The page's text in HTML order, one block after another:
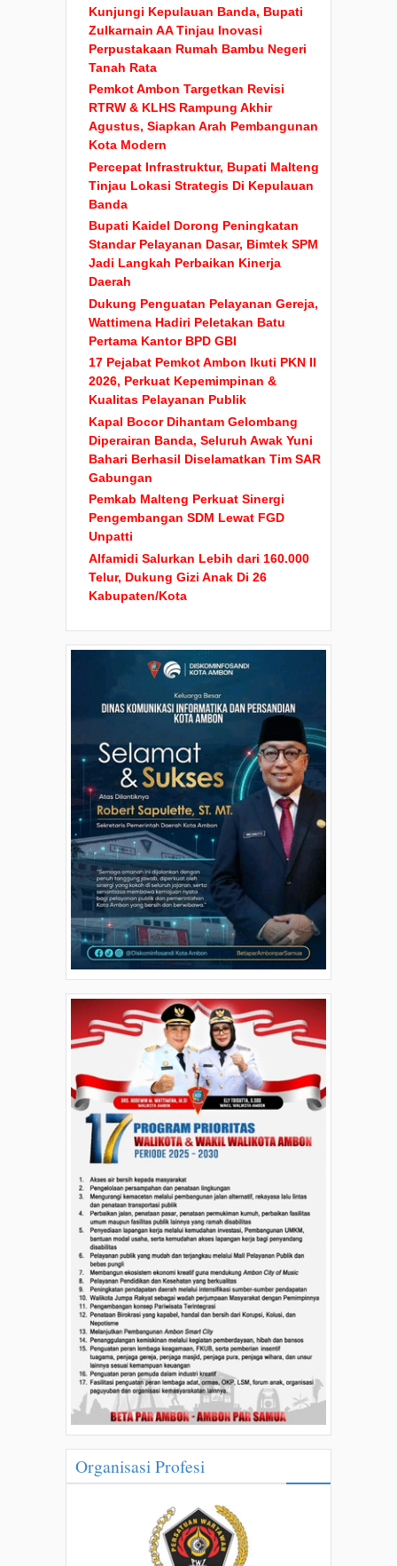
Kunjungi Kepulauan Banda, Bupati
Zulkarnain AA Tinjau Inovasi
Perpustakaan Rumah Bambu Negeri
Tanah Rata
Pemkot Ambon Targetkan Revisi
RTRW & KLHS Rampung Akhir
Agustus, Siapkan Arah Pembangunan
Kota Modern
Percepat Infrastruktur, Bupati Malteng
Tinjau Lokasi Strategis Di Kepulauan
Banda
Bupati Kaidel Dorong Peningkatan
Standar Pelayanan Dasar, Bimtek SPM
Jadi Langkah Perbaikan Kinerja
Daerah
Dukung Penguatan Pelayanan Gereja,
Wattimena Hadiri Peletakan Batu
Pertama Kantor BPD GBI
17 Pejabat Pemkot Ambon Ikuti PKN II
2026, Perkuat Kepemimpinan &
Kualitas Pelayanan Publik
Kapal Bocor Dihantam Gelombang
Diperairan Banda, Seluruh Awak Yuni
Bahari Berhasil Diselamatkan Tim SAR
Gabungan
Pemkab Malteng Perkuat Sinergi
Pengembangan SDM Lewat FGD
Unpatti
Alfamidi Salurkan Lebih dari 160.000
Telur, Dukung Gizi Anak Di 26
Kabupaten/Kota
Organisasi Profesi